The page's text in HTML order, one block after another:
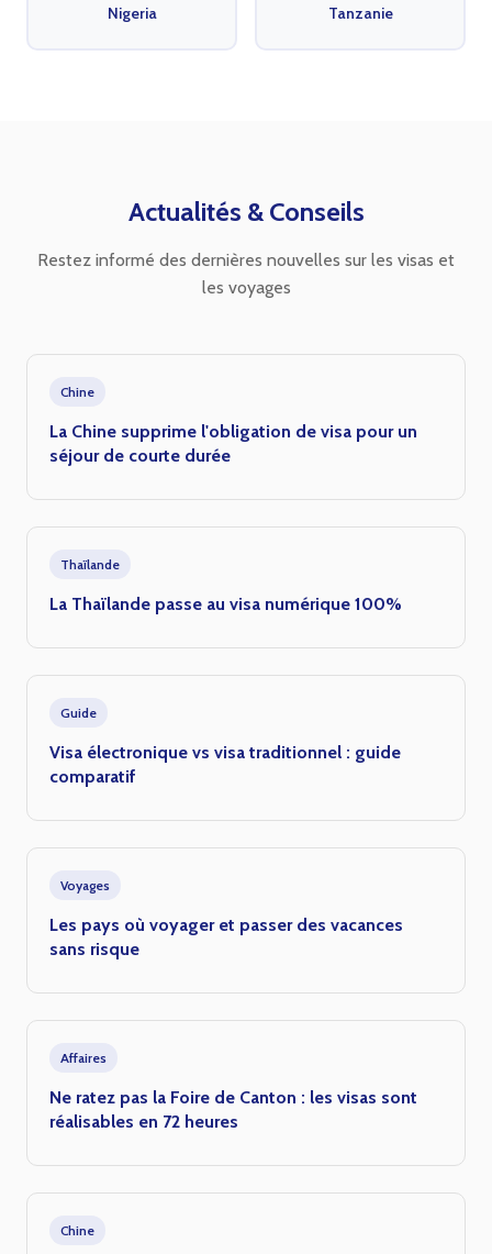
Nigeria Tanzanie
Actualités & Conseils
Restez informé des dernières nouvelles sur les visas et
les voyages
Chine
La Chine supprime l'obligation de visa pour un
séjour de courte durée
Thaïlande
La Thaïlande passe au visa numérique 100%
Guide
Visa électronique vs visa traditionnel : guide
comparatif
Voyages
Les pays où voyager et passer des vacances
sans risque
Affaires
Ne ratez pas la Foire de Canton : les visas sont
réalisables en 72 heures
Chine